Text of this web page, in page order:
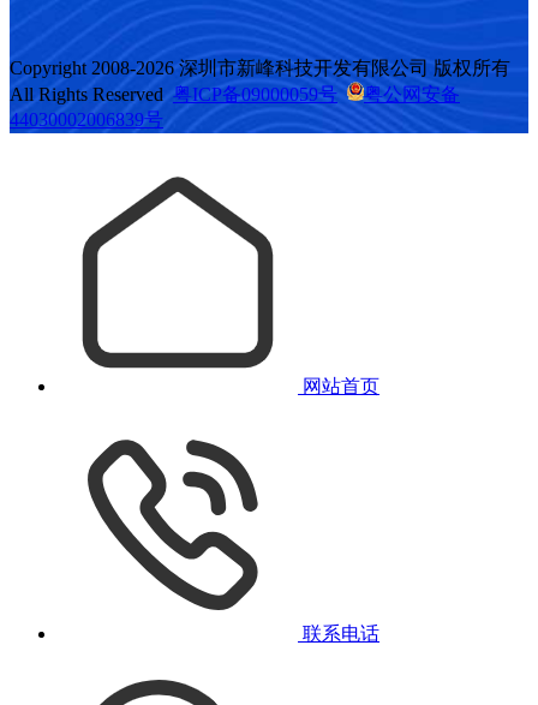
Copyright 2008-2026 深圳市新峰科技开发有限公司 版权所有
All Rights Reserved 粤ICP备09000059号
粤公网安备
44030002006839号
网站首页
联系电话